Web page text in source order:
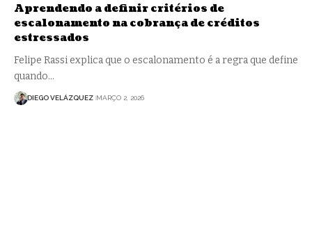
Aprendendo a definir critérios de
escalonamento na cobrança de créditos
estressados
Felipe Rassi explica que o escalonamento é a regra que define
quando…
DIEGO VELÁZQUEZ MARÇO 2, 2026